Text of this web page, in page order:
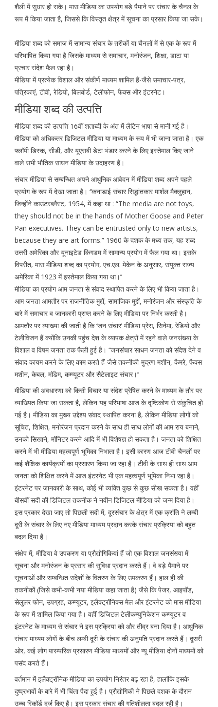
शैली में सुधार हो सके। मास मीडिया का उपयोग बड़े पैमाने पर संचार के चैनल के
रूप में किया जाता है, जिससे कि विस्तृत क्षेत्र में सूचना का प्रसार किया जा सके।
मीडिया शब्द को समाज में सामान्य संचार के तरीकों या चैनलों में से एक के रूप में
परिभाषित किया गया है जिसके माध्यम से समाचार, मनोरंजन, शिक्षा, डाटा या
प्रचार संदेश फैल रहा है।
मीडिया में प्रत्येक विशाल और संकीर्ण माध्यम शामिल हैं-जैसे समाचार-पत्र,
पत्रिकाएं, टीवी, रेडियो, बिलबोर्ड, टेलीफोन, फैक्स और इंटरनेट।
मीडिया शब्द की उत्पत्ति
मीडिया शब्द की उत्पत्ति 16वीं शताब्दी के अंत में लैटिन भाषा से मानी गई है।
मीडिया को अधिकतर डिजिटल मीडिया या माध्यम के रूप में भी जाना जाता है। एक
फ्लॉपी डिस्क, सीडी, और यूएसबी डेटा भंडार करने के लिए इस्तेमाल किए जाने
वाले सभी भौतिक साधन मीडिया के उदाहरण हैं।
संचार मीडिया से सम्बन्धित अपने आधुनिक आवेदन में मीडिया शब्द अपने पहले
प्रयोग के रूप में देखा जाता है। ‘‘कनाडाई संचार सिद्धांतकार मार्शल मैक्लुहान,
जिन्होंने काउंटरब्लैस्ट, 1954, में कहा था : “The media are not toys,
they should not be in the hands of Mother Goose and Peter
Pan executives. They can be entrusted only to new artists,
because they are art forms.” 1960 के दशक के मध्य तक, यह शब्द
उत्तरी अमेरिका और यूनाइटेड किंगडम में सामान्य प्रयोग में फैल गया था। इसके
विपरीत, मास मीडिया शब्द का प्रयोग, एच.एल. मेकेन के अनुसार, संयुक्त राज्य
अमेरिका में 1923 में इस्तेमाल किया गया था।’’
मीडिया का प्रयोग आम जनता से संवाद स्थापित करने के लिए भी किया जाता है।
आम जनता आमतौर पर राजनीतिक मुद्दों, सामाजिक मुद्दों, मनोरंजन और संस्कृति के
बारे में समाचार व जानकारी प्राप्त करने के लिए मीडिया पर निर्भर करती है।
आमतौर पर व्याख्या की जाती है कि ‘जन संचार’ मीडिया प्रेस, सिनेमा, रेडियो और
टेलीविजन हैं क्योंकि उनकी पहुंच देश के व्यापक क्षेत्रों में रहने वाले जनसंख्या के
विशाल व विषम जनता तक फैली हुई है। ‘‘जनसंचार साधन जनता को संदेश देने व
संवाद कायम करने के लिए काम करते हैं-जैसे तकनीकी-मुद्रण मशीन, कैमरे, फैक्स
मशीन, केबल, मॉडेम, कम्प्यूटर और सैटेलाइट संचार।’’
मीडिया की अवधारणा को किसी विचार या संदेश प्रेषित करने के माध्यम के तौर पर
व्याख्यित किया जा सकता है, लेकिन यह परिभाषा आज के दृष्टिकोण से संकुचित हो
गई है। मीडिया का मुख्य उद्देश्य संवाद स्थापित करना है, लेकिन मीडिया लोगों को
सूचित, शिक्षित, मनोरंजन प्रदान करने के साथ ही साथ लोगों की आम राय बनाने,
उनको सिखाने, मॉनिटर करने आदि में भी विशेषज्ञ हो सकता है। जनता को शिक्षित
करने में भी मीडिया महत्वपूर्ण भूमिका निभाता है। इसी कारण आज टीवी चैनलों पर
कई शैक्षिक कार्यक्रमों का प्रसारण किया जा रहा है। टीवी के साथ ही साथ आम
जनता को शिक्षित करने में आज इंटरनेट भी एक महत्वपूर्ण भूमिका निभा रहा है।
इंटरनेट पर जानकारी के साथ, कोई भी व्यक्ति कुछ से कुछ सीख सकता है। वहीं
बीसवीं सदी की डिजिटल तकनीक ने नवीन डिजिटल मीडिया को जन्म दिया है।
इस प्रकार देखा जाए तो पिछली सदी में, दूरसंचार के क्षेत्र में एक क्रांति ने लम्बी
दूरी के संचार के लिए नए मीडिया माध्यम प्रदान करके संचार प्रक्रिया को बहुत
बदल दिया है।
संक्षेप में, मीडिया वे उपकरण या प्रौद्योगिकियां हैं जो एक विशाल जनसंख्या में
सूचना और मनोरंजन के प्रसार की सुविधा प्रदान करते हैं। वे बड़े पैमाने पर
सूचनाओं और सम्बन्धित संदेशों के वितरण के लिए उपकरण हैं। हाल ही की
तकनीकों (जिसे कभी-कभी नया मीडिया कहा जाता है) जैसे कि पेजर, आइपॉड,
सेलुलर फोन, उपग्रह, कम्प्यूटर, इलैक्ट्रॉनिक्स मेल और इंटरनेट को मास मीडिया
के रूप में शामिल किया गया है। वहीं डिजिटल टेलीकम्युनिकेशन कम्प्यूटर व
इंटरनेट के माध्यम से संचार ने इस प्रक्रिया को और तीव्र बना दिया है। आधुनिक
संचार माध्यम लोगों के बीच लम्बी दूरी के संचार की अनुमति प्रदान करते हैं। दूसरी
ओर, कई लोग पारम्परिक प्रसारण मीडिया माध्यमों और न्यू मीडिया दोनों माध्यमों को
पसंद करते हैं।
वर्तमान में इलैक्ट्रॉनिक मीडिया का उपयोग निरंतर बढ़ रहा है, हालांकि इसके
दुष्प्रभावों के बारे में भी चिंता पैदा हुई है। प्रौद्योगिकी ने पिछले दशक के दौरान
उच्च रिकॉर्ड दर्ज किए हैं। इस प्रकार संचार की गतिशीलता बदल रही है।